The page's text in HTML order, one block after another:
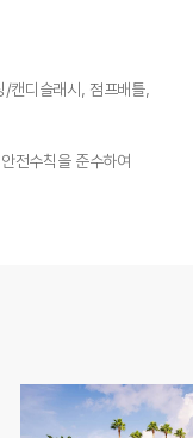
캔디슬래시, 점프배틀,
전수칙을 준수하여